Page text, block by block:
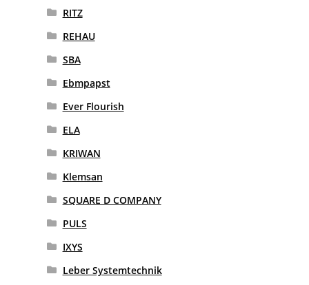
RITZ
REHAU
SBA
Ebmpapst
Ever Flourish
ELA
KRIWAN
Klemsan
SQUARE D COMPANY
PULS
IXYS
Leber Systemtechnik